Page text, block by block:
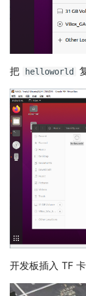
把 helloworld
开发板插入 TF 卡